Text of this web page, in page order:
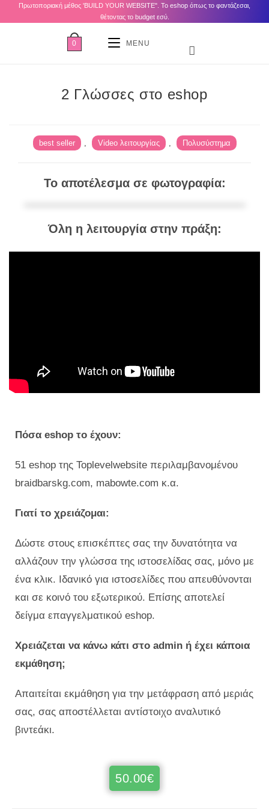
Πρωτοποριακή μέθος 'BUILD YOUR WEBSITE". Το eshop όπως το φαντάζεσαι,
θέτοντας το budget εσύ.
0 MENU
2 Γλώσσες στο eshop
best seller , Video λειτουργίας , Πολυσύστημα
Το αποτέλεσμα σε φωτογραφία:
Όλη η λειτουργία στην πράξη:
Πόσα eshop το έχουν:
51 eshop της Toplevelwebsite περιλαμβανομένου
braidbarskg.com, mabowte.com κ.α.
Γιατί το χρειάζομαι:
Δώστε στους επισκέπτες σας την δυνατότητα να
αλλάζουν την γλώσσα της ιστοσελίδας σας, μόνο με
ένα κλικ. Ιδανικό για ιστοσελίδες που απευθύνονται
και σε κοινό του εξωτερικού. Επίσης αποτελεί
δείγμα επαγγελματικού eshop.
Χρειάζεται να κάνω κάτι στο admin ή έχει κάποια
εκμάθηση;
Απαιτείται εκμάθηση για την μετάφραση από μεριάς
σας, σας αποστέλλεται αντίστοιχο αναλυτικό
βιντεάκι.
50.00€